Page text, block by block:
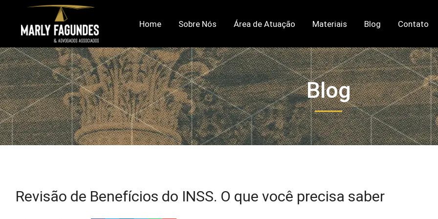
Home Sobre Nós Área de Atuação Materiais Blog Contato
Blog
Revisão de Benefícios do INSS. O que você precisa saber